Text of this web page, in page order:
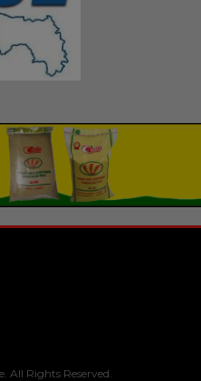
All Rights Reserved.